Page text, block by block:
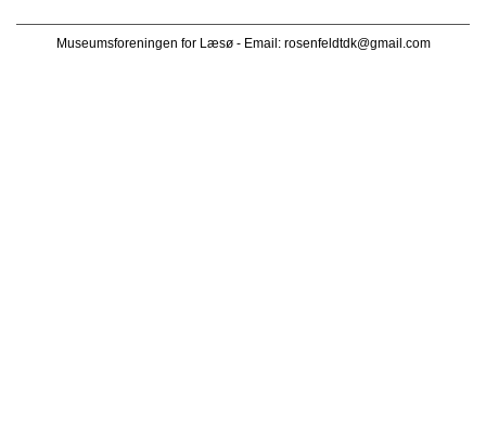
Museumsforeningen for Læsø - Email: rosenfeldtdk@gmail.com